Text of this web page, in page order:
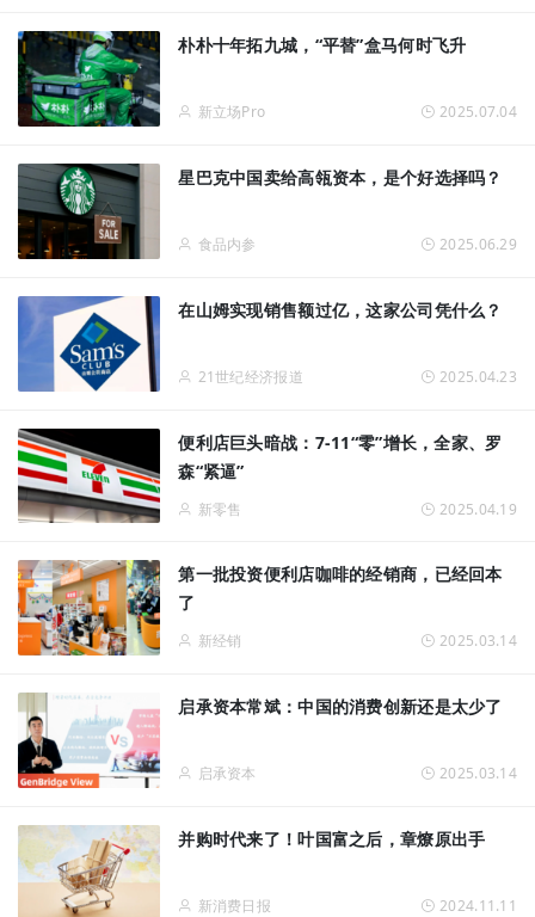
朴朴十年拓九城，“平替”盒马何时飞升
新立场Pro 2025.07.04
星巴克中国卖给高瓴资本，是个好选择吗？
食品内参 2025.06.29
在山姆实现销售额过亿，这家公司凭什么？
21世纪经济报道 2025.04.23
便利店巨头暗战：7-11“零”增长，全家、罗
森“紧逼”
新零售 2025.04.19
第一批投资便利店咖啡的经销商，已经回本
了
新经销 2025.03.14
启承资本常斌：中国的消费创新还是太少了
启承资本 2025.03.14
并购时代来了！叶国富之后，章燎原出手
新消费日报 2024.11.11